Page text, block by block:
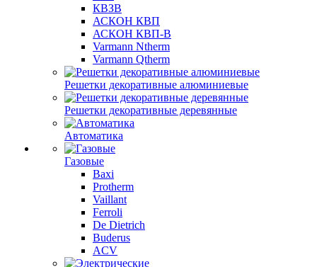
КВЗВ
АСКОН КВП
АСКОН КВП-В
Varmann Ntherm
Varmann Qtherm
Решетки декоративные алюминиевые
Решетки декоративные деревянные
Автоматика
Газовые
Baxi
Protherm
Vaillant
Ferroli
De Dietrich
Buderus
ACV